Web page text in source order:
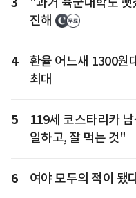
진해
4
환율 어느새 1300원
최대
5
119세 코스타리카
일하고, 잘 먹는 것"
6 여야 모두의 적이 됐